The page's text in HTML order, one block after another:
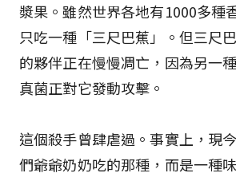
漿果。雖然世界各地有1000多種
只吃一種「三尺巴蕉」。但三尺
的夥伴正在慢慢凋亡，因為另一
真菌正對它發動攻擊。
這個殺手曾肆虐過。事實上，現
們爺爺奶奶吃的那種，而是一種